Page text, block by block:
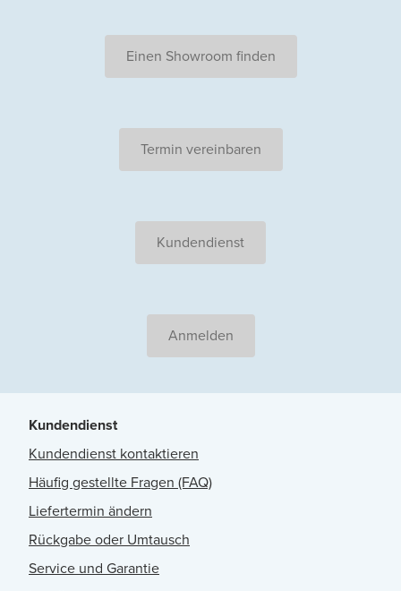
Einen Showroom finden
Termin vereinbaren
Kundendienst
Anmelden
Kundendienst
Kundendienst kontaktieren
Häufig gestellte Fragen (FAQ)
Liefertermin ändern
Rückgabe oder Umtausch
Service und Garantie